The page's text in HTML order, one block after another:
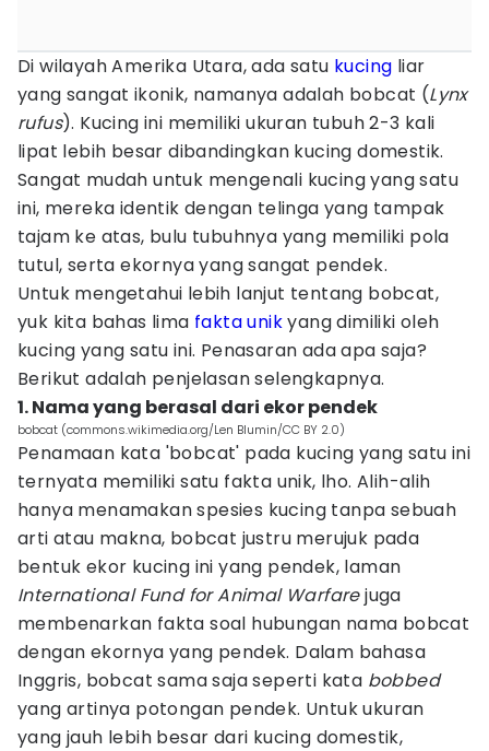
Di wilayah Amerika Utara, ada satu kucing liar
yang sangat ikonik, namanya adalah bobcat (Lynx
rufus). Kucing ini memiliki ukuran tubuh 2-3 kali
lipat lebih besar dibandingkan kucing domestik.
Sangat mudah untuk mengenali kucing yang satu
ini, mereka identik dengan telinga yang tampak
tajam ke atas, bulu tubuhnya yang memiliki pola
tutul, serta ekornya yang sangat pendek.
Untuk mengetahui lebih lanjut tentang bobcat,
yuk kita bahas lima fakta unikyang dimiliki oleh
kucing yang satu ini. Penasaran ada apa saja?
Berikut adalah penjelasan selengkapnya.
1. Nama yang berasal dari ekor pendek
bobcat (commons.wikimedia.org/Len Blumin/CC BY 2.0)
Penamaan kata 'bobcat' pada kucing yang satu ini
ternyata memiliki satu fakta unik, lho. Alih-alih
hanya menamakan spesies kucing tanpa sebuah
arti atau makna, bobcat justru merujuk pada
bentuk ekor kucing ini yang pendek, laman
International Fund for Animal Warfarejuga
membenarkan fakta soal hubungan nama bobcat
dengan ekornya yang pendek. Dalam bahasa
Inggris, bobcat sama saja seperti kata bobbed
yang artinya potongan pendek. Untuk ukuran
yang jauh lebih besar dari kucing domestik,